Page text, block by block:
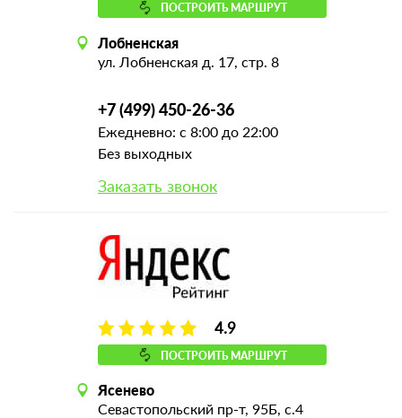
ПОСТРОИТЬ МАРШРУТ
Лобненская
ул. Лобненская д. 17, стр. 8
+7 (499) 450-26-36
Ежедневно: с 8:00 до 22:00
Без выходных
Заказать звонок
4.9
ПОСТРОИТЬ МАРШРУТ
Ясенево
Севастопольский пр-т, 95Б, с.4